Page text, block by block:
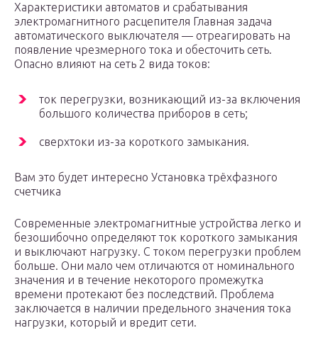
Характеристики автоматов и срабатывания
электромагнитного расцепителя Главная задача
автоматического выключателя — отреагировать на
появление чрезмерного тока и обесточить сеть.
Опасно влияют на сеть 2 вида токов:
ток перегрузки, возникающий из-за включения
большого количества приборов в сеть;
сверхтоки из-за короткого замыкания.
Вам это будет интересно Установка трёхфазного
счетчика
Современные электромагнитные устройства легко и
безошибочно определяют ток короткого замыкания
и выключают нагрузку. С током перегрузки проблем
больше. Они мало чем отличаются от номинального
значения и в течение некоторого промежутка
времени протекают без последствий. Проблема
заключается в наличии предельного значения тока
нагрузки, который и вредит сети.